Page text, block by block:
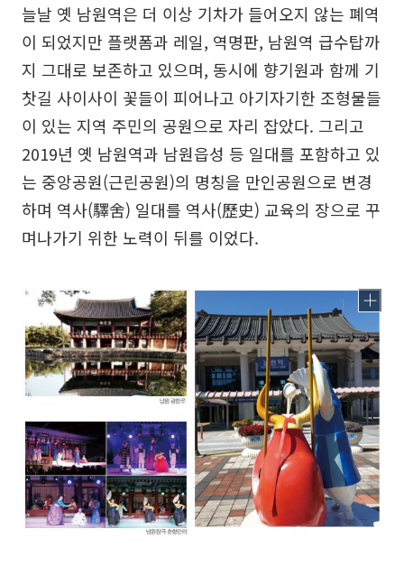
늘날 옛 남원역은 더 이상 기차가 들어오지 않는 폐역
이 되었지만 플랫폼과 레일, 역명판, 남원역 급수탑까
지 그대로 보존하고 있으며, 동시에 향기원과 함께 기
찻길 사이사이 꽃들이 피어나고 아기자기한 조형물들
이 있는 지역 주민의 공원으로 자리 잡았다. 그리고
2019년 옛 남원역과 남원읍성 등 일대를 포함하고 있
는 중앙공원(근린공원)의 명칭을 만인공원으로 변경
하며 역사(驛舍) 일대를 역사(歷史) 교육의 장으로 꾸
며나가기 위한 노력이 뒤를 이었다.